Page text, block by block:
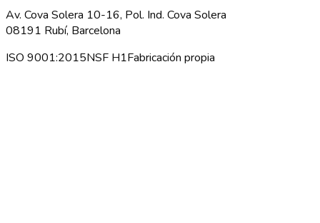
Av. Cova Solera 10-16, Pol. Ind. Cova Solera
08191 Rubí, Barcelona
ISO 9001:2015NSF H1Fabricación propia